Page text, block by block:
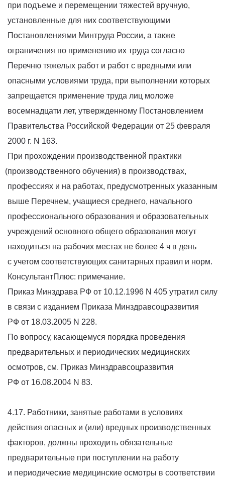
при подъеме и перемещении тяжестей вручную,
установленные для них соответствующими
Постановлениями Минтруда России, а также
ограничения по применению их труда согласно
Перечню тяжелых работ и работ с вредными или
опасными условиями труда, при выполнении которых
запрещается применение труда лиц моложе
восемнадцати лет, утвержденному Постановлением
Правительства Российской Федерации от 25 февраля
2000 г. N 163.
При прохождении производственной практики
(производственного обучения) в производствах,
профессиях и на работах, предусмотренных указанным
выше Перечнем, учащиеся среднего, начального
профессионального образования и образовательных
учреждений основного общего образования могут
находиться на рабочих местах не более 4 ч в день
с учетом соответствующих санитарных правил и норм.
КонсультантПлюс: примечание.
Приказ Минздрава РФ от 10.12.1996 N 405 утратил силу
в связи с изданием Приказа Минздравсоцразвития
РФ от 18.03.2005 N 228.
По вопросу, касающемуся порядка проведения
предварительных и периодических медицинских
осмотров, см. Приказ Минздравсоцразвития
РФ от 16.08.2004 N 83.
4.17. Работники, занятые работами в условиях
действия опасных и (или) вредных производственных
факторов, должны проходить обязательные
предварительные при поступлении на работу
и периодические медицинские осмотры в соответствии